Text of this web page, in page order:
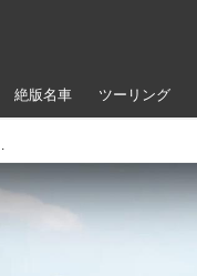
絶版名車 ツーリング
を走ってみた